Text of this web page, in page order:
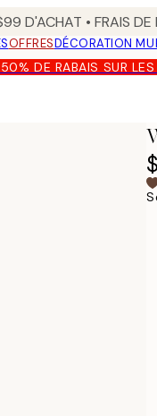
D'ACHAT • FRAIS
OFFRESDÉCORATION
DE RABAIS SUR LES